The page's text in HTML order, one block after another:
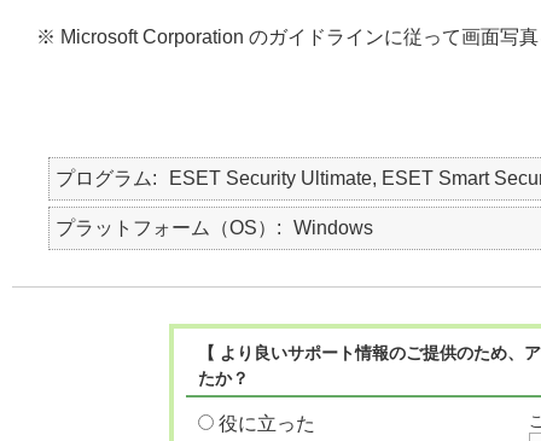
※ Microsoft Corporation のガイドラインに従って画面写
プログラム ESET Security Ultimate, ESET Smart
プラットフォーム（OS） Windows
【 より良いサポート情報のご提供のため
たか？
役に立った